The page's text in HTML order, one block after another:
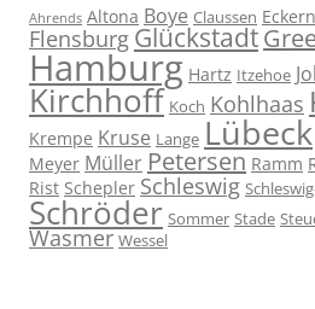
Ahrends Altona Boye Claussen
Flensburg Glückstadt
Hamburg Hartz Itzehoe
Kirchhoff Koch Kohlhaas
Krempe Kruse Lange Lübeck
Meyer Müller Petersen Ramm
Rist Schepler Schleswig
Schröder Sommer Stade
Wasmer Wessel